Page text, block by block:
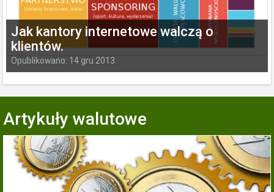
Jak kantory internetowe walczą o
klientów.
Opublikowano: 14 gru 2013
Artykuły walutowe